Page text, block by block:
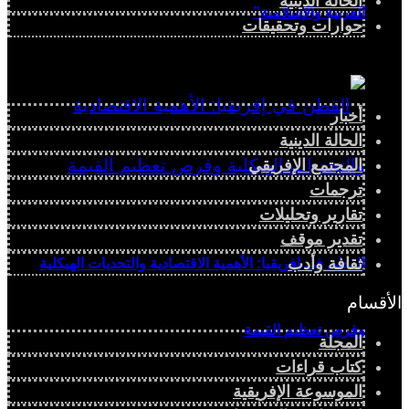
العربية والإسلامية”
القطن في إفريقيا: الأهمية الاقتصادية والتحديات الهيكلية
وفرص تعظيم القيمة
حوارات وتحقيقات
أخبار
الحالة الدينية
المجتمع الإفريقي
ترجمات
تقارير وتحليلات
تقدير موقف
ثقافة وأدب
الأقسام
المجلة
كتاب قراءات
الموسوعة الإفريقية